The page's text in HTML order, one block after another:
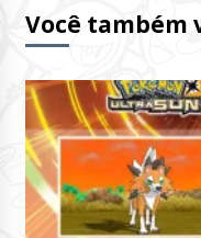
Você também